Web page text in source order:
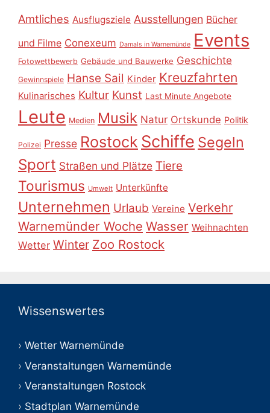
Amtliches Ausflugsziele Ausstellungen Bücher
und Filme Conexeum Damals in Warnemünde Events
Fotowettbewerb Gebäude und Bauwerke Geschichte
Gewinnspiele Hanse Sail Kinder Kreuzfahrten
Kulinarisches Kultur Kunst Last Minute Angebote
Leute Medien Musik Natur Ortskunde Politik
Polizei Presse Rostock Schiffe Segeln
Sport Straßen und Plätze Tiere
Tourismus Umwelt Unterkünfte
Unternehmen Urlaub Vereine Verkehr
Warnemünder Woche Wasser Weihnachten
Wetter Winter Zoo Rostock
Wissenswertes
Wetter Warnemünde
Veranstaltungen Warnemünde
Veranstaltungen Rostock
Stadtplan Warnemünde